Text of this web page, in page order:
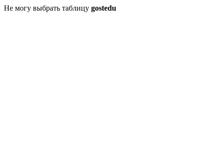
Не могу выбрать таблицу gostedu